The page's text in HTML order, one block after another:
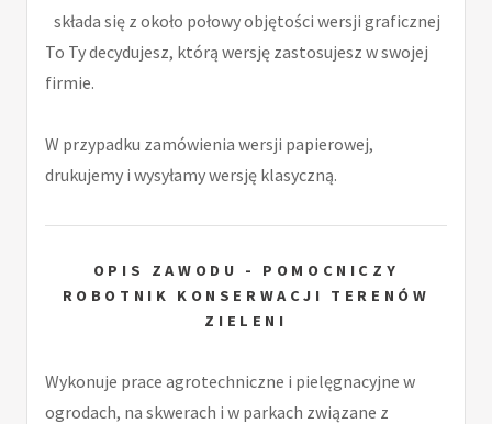
składa się z około połowy objętości wersji graficznej
To Ty decydujesz, którą wersję zastosujesz w swojej
firmie.
W przypadku zamówienia wersji papierowej,
drukujemy i wysyłamy wersję klasyczną.
OPIS ZAWODU - POMOCNICZY
ROBOTNIK KONSERWACJI TERENÓW
ZIELENI
Wykonuje prace agrotechniczne i pielęgnacyjne w
ogrodach, na skwerach i w parkach związane z